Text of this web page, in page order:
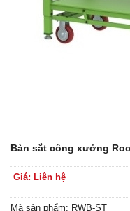
Bàn sắt công xưởng
Giá: Liên hệ
Mã sản phẩm: RWB-ST